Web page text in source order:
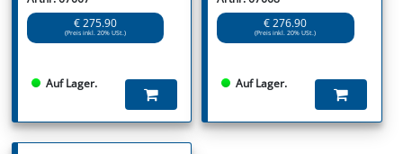
€ 275.90
(Preis inkl. 20% USt.)
Auf Lager.
€ 276.90
(Preis inkl. 20% USt.)
Auf Lager.